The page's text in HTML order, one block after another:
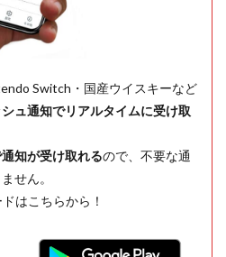
Switch・国産ウイスキーなど
ュ通知でリアルタイムに受け取
知が受け取れるので、不要な通
せん。
はこちらから！